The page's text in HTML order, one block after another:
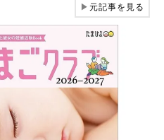
▶元記事を見る